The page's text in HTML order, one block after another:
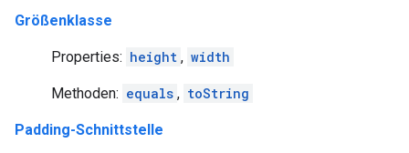
Größenklasse
Properties: height , width
Methoden: equals , toString
Padding-Schnittstelle